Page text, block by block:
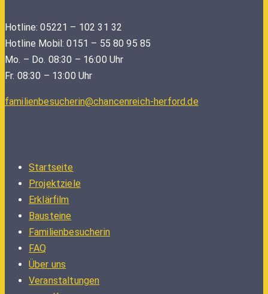
Hotline: 05221 – 102 31 32
Hotline Mobil: 0151 – 55 80 95 85
Mo. – Do. 08:30 – 16:00 Uhr
Fr. 08:30 – 13:00 Uhr
familienbesucherin@chancenreich-herford.de
Startseite
Projektziele
Erklärfilm
Bausteine
Familienbesucherin
FAQ
Über uns
Veranstaltungen